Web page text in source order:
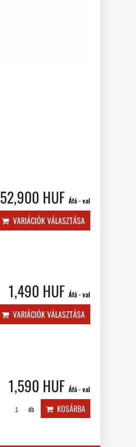
52,900 HUF Áfá - val
VARIÁCIÓK VÁLASZTÁSA
1,490 HUF Áfá - val
VARIÁCIÓK VÁLASZTÁSA
1,590 HUF Áfá - val
db KOSÁRBA